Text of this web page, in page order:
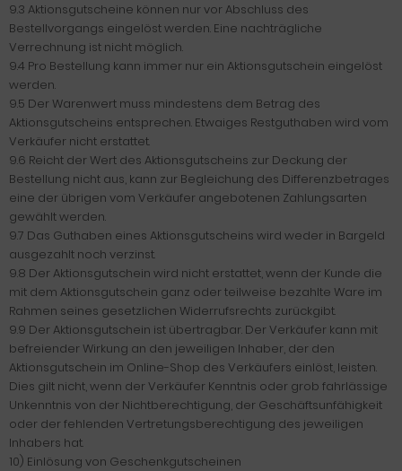
9.3 Aktionsgutscheine können nur vor Abschluss des
Bestellvorgangs eingelöst werden. Eine nachträgliche
Verrechnung ist nicht möglich.
9.4 Pro Bestellung kann immer nur ein Aktionsgutschein eingelöst
werden.
9.5 Der Warenwert muss mindestens dem Betrag des
Aktionsgutscheins entsprechen. Etwaiges Restguthaben wird vom
Verkäufer nicht erstattet.
9.6 Reicht der Wert des Aktionsgutscheins zur Deckung der
Bestellung nicht aus, kann zur Begleichung des Differenzbetrages
eine der übrigen vom Verkäufer angebotenen Zahlungsarten
gewählt werden.
9.7 Das Guthaben eines Aktionsgutscheins wird weder in Bargeld
ausgezahlt noch verzinst.
9.8 Der Aktionsgutschein wird nicht erstattet, wenn der Kunde die
mit dem Aktionsgutschein ganz oder teilweise bezahlte Ware im
Rahmen seines gesetzlichen Widerrufsrechts zurückgibt.
9.9 Der Aktionsgutschein ist übertragbar. Der Verkäufer kann mit
befreiender Wirkung an den jeweiligen Inhaber, der den
Aktionsgutschein im Online-Shop des Verkäufers einlöst, leisten.
Dies gilt nicht, wenn der Verkäufer Kenntnis oder grob fahrlässige
Unkenntnis von der Nichtberechtigung, der Geschäftsunfähigkeit
oder der fehlenden Vertretungsberechtigung des jeweiligen
Inhabers hat.
10) Einlösung von Geschenkgutscheinen